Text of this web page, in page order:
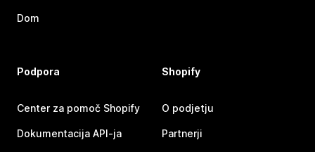
Dom
Podpora
Center za pomoč Shopify
Dokumentacija API-ja
Shopify
O podjetju
Partnerji